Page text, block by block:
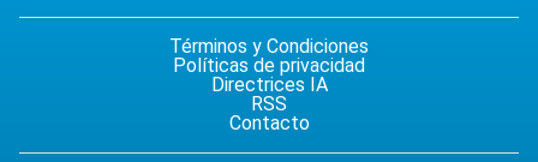
Términos y Condiciones
Políticas de privacidad
Directrices IA
RSS
Contacto